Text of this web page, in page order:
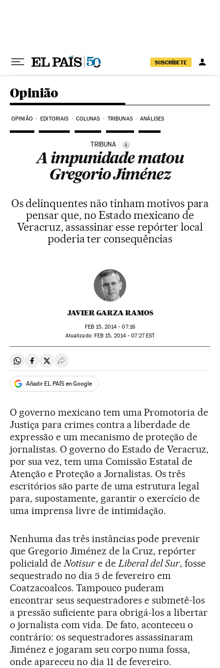
SUSCRÍBETE
Opinião
OPINIÃO EDITORIAIS COLUNAS TRIBUNAS ANÁLISES
TRIBUNA i
A impunidade matou
Gregorio Jiménez
Os delinquentes não tinham motivos para
pensar que, no Estado mexicano de
Veracruz, assassinar esse repórter local
poderia ter consequências
JAVIER GARZA RAMOS
FEB 15, 2014 - 07:16
atualizado: FEB 15, 2014 - 07:27EST
Compartir en Whatsapp
Compartir en Facebook
Compartir en Twitter
Desplegar Redes Sociales
Añadir EL PAÍS en Google
O governo mexicano tem uma Promotoria de
Justiça para crimes contra a liberdade de
expressão e um mecanismo de proteção de
jornalistas. O governo do Estado de Veracruz,
por sua vez, tem uma Comissão Estatal de
Atenção e Proteção a Jornalistas. Os três
escritórios são parte de uma estrutura legal
para, supostamente, garantir o exercício de
uma imprensa livre de intimidação.
Nenhuma das três instâncias pode prevenir
que Gregorio Jiménez de la Cruz, repórter
policiald deNotisure deLiberal del Sur, fosse
sequestrado no dia 5 de fevereiro em
Coatzacoalcos. Tampouco puderam
encontrar seus sequestradores e submetê-los
a pressão suficiente para obrigá-los a libertar
o jornalista com vida. De fato, aconteceu o
contrário: os sequestradores assassinaram
Jiménez e jogaram seu corpo numa fossa,
onde apareceu no dia 11 de fevereiro.